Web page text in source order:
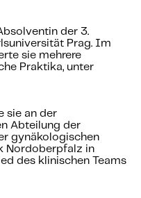
der 3.
Prag. Im
sie mehrere
Praktika, unter
sie an der
Abteilung der
gynäkologischen
Nordoberpfalz in
des klinischen Teams